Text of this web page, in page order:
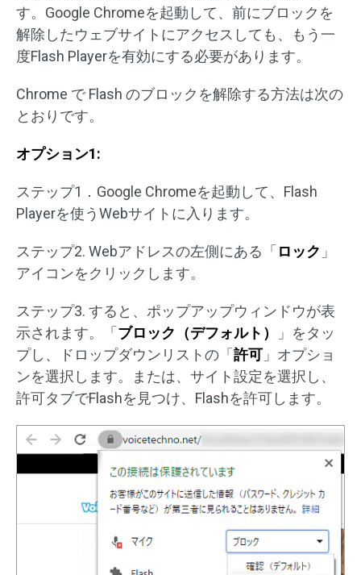
す。Google Chromeを起動して、前にブロックを
解除したウェブサイトにアクセスしても、もう一
度Flash Playerを有効にする必要があります。
Chrome で Flash のブロックを解除する方法は次の
とおりです。
オプション1:
ステップ1．Google Chromeを起動して、Flash
Playerを使うWebサイトに入ります。
ステップ2. Webアドレスの左側にある「 ロック 」
アイコンをクリックします。
ステップ3. すると、ポップアップウィンドウが表
示されます。「 ブロック（デフォルト）
」をタッ
プし、ドロップダウンリストの「 許可 」オプショ
ンを選択します。または、サイト設定を選択し、
許可タブでFlashを見つけ、Flashを許可します。